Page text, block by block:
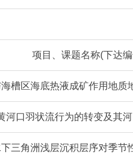
项目、课题名称(下达
槽区海底热液成矿作用地质
河口羽状流行为的转变及其
三角洲浅层沉积层序对季节